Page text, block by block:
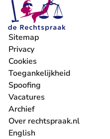
Sitemap
Privacy
Cookies
Toegankelijkheid
Spoofing
Vacatures
- U verlaat Rechtspraak.nl
Archief
Over rechtspraak.nl
English